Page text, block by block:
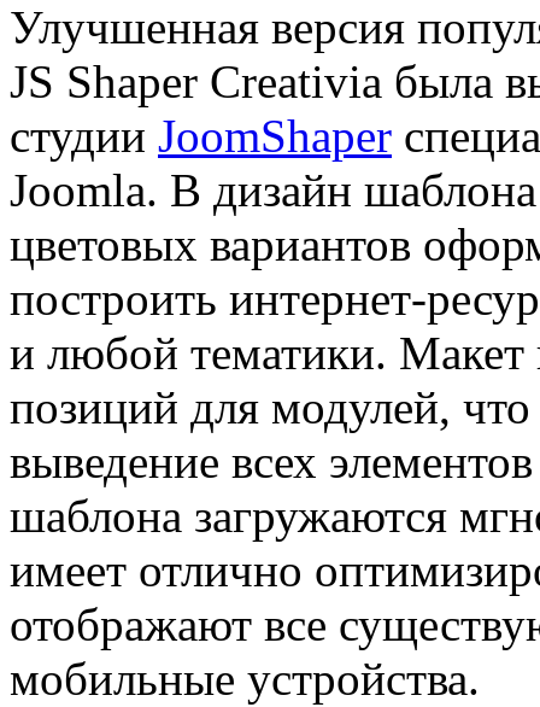
Улучшенная версия
JS Shaper Creativia была
студии JoomShaper
Joomla. В дизайн
цветовых вариантов
построить интернет-
и любой тематики. Макет
позиций для модулей,
выведение всех
шаблона загружаются
имеет отлично
отображают все
мобильные устройства.